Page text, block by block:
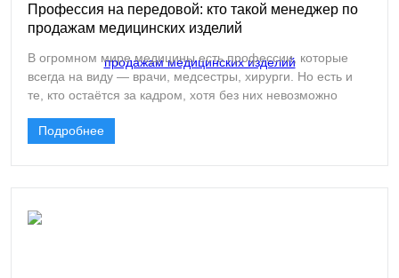
Профессия на передовой: кто такой менеджер по
продажам медицинских изделий
В огромном мире медицины есть профессии, которые
всегда на виду — врачи, медсестры, хирурги. Но есть и
те, кто остаётся за кадром, хотя без них невозможно
Менеджер по продажам медицинских изделий — это
технологий и реальной клинической практики, бизнеса и
заботы о здоровье пациентов.
Подробнее